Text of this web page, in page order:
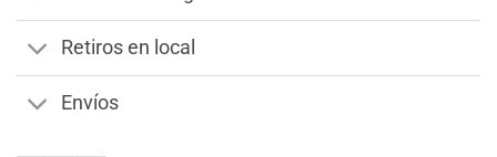
Retiros en local
Envíos